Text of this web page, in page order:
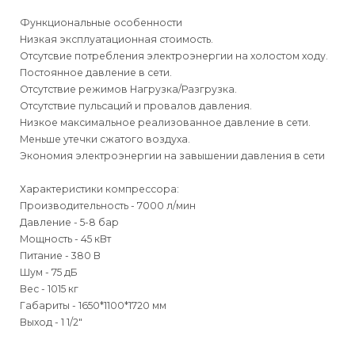
Функциональные особенности
Низкая эксплуатационная стоимость.
Отсутсвие потребления электроэнергии на холостом ходу.
Постоянное давление в сети.
Отсутствие режимов Нагрузка/Разгрузка.
Отсутствие пульсаций и провалов давления.
Низкое максимальное реализованное давление в сети.
Меньше утечки сжатого воздуха.
Экономия электроэнергии на завышении давления в сети
Характеристики компрессора:
Производительность - 7000 л/мин
Давление - 5-8 бар
Мощность - 45 кВт
Питание - 380 В
Шум - 75 дБ
Вес - 1015 кг
Габариты - 1650*1100*1720 мм
Выход - 1 1/2"